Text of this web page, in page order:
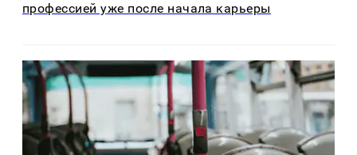
профессией уже после начала карьеры